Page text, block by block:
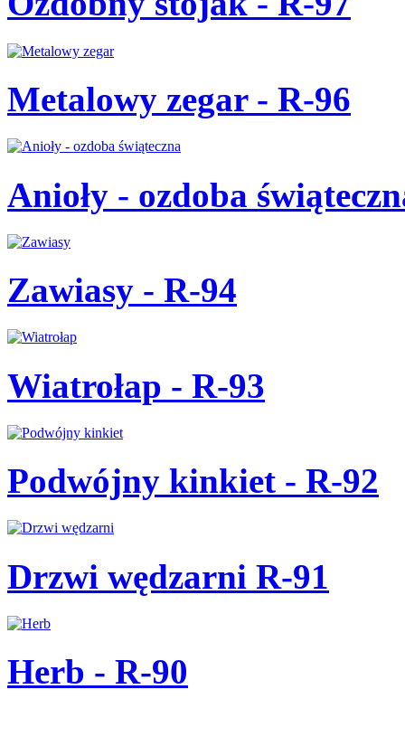
Metalowy zegar - R-96
Anioły - ozdoba
Zawiasy - R-94
Wiatrołap - R-93
Podwójny kinkiet - R-92
Drzwi wędzarni R-91
Herb - R-90